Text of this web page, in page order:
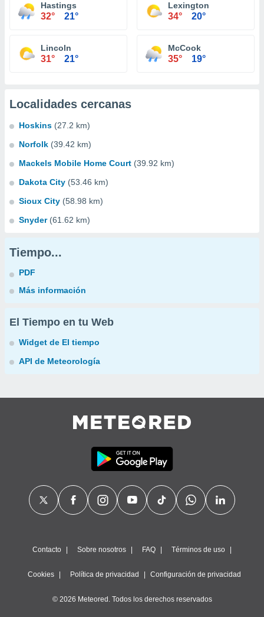
Hastings
32° 21°
Lexington
34° 20°
Lincoln
31° 21°
McCook
35° 19°
Localidades cercanas
Hoskins (27.2 km)
Norfolk (39.42 km)
Mackels Mobile Home Court (39.92 km)
Dakota City (53.46 km)
Sioux City (58.98 km)
Snyder (61.62 km)
Tiempo...
PDF
Más información
El Tiempo en tu Web
Widget de El tiempo
API de Meteorología
Contacto Sobre nosotros FAQ Términos de uso
Cookies Política de privacidad Configuración de privacidad
© 2026 Meteored. Todos los derechos reservados